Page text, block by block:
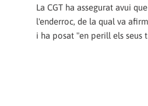
La CGT ha assegurat avui
l'enderroc, de la qual va
i ha posat "en perill els seus